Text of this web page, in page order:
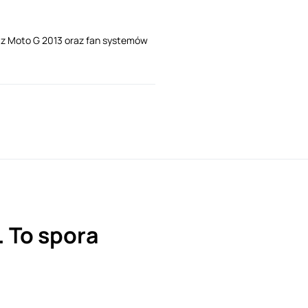
Moto G 2013 oraz fan systemów
spora